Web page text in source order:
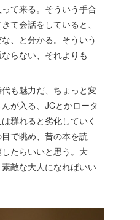
て来る。そういう手合
て会話をしていると、
、と分かる。そういう
らない、それよりも
も魅力だ、ちょっと変
が入る、JCとかロータ
群れると劣化していく
で眺め、昔の本を読
たらいいと思う。大
敵な大人になればいい